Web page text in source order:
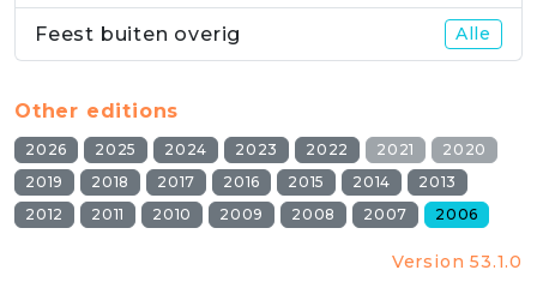
Feest buiten overig Alle
Other editions
2026 2025 2024 2023 2022 2021
2020
2019
2018 2017 2016 2015 2014
2013
2012
2011 2010 2009 2008 2007 2006
Version 53.1.0